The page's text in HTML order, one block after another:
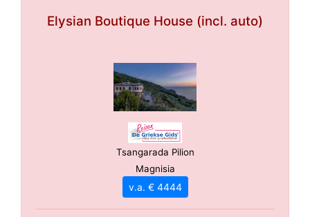
Elysian Boutique House (incl. auto)
Tsangarada Pilion
Magnisia
v.a. € 4444